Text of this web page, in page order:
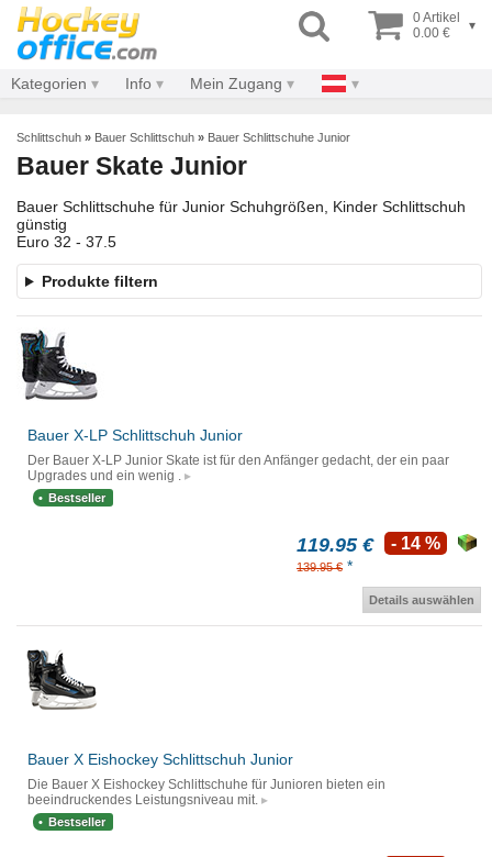
0 Artikel
0.00 €
▾
Kategorien Info Mein Zugang
Schlittschuh » Bauer Schlittschuh » Bauer Schlittschuhe Junior
Bauer Skate Junior
Bauer Schlittschuhe für Junior Schuhgrößen, Kinder Schlittschuh
günstig
Euro 32 - 37.5
Produkte filtern
Bauer X-LP Schlittschuh Junior
Der Bauer X-LP Junior Skate ist für den Anfänger gedacht, der ein paar
Upgrades und ein wenig .
Bestseller
119.95 €
139.95 € *
- 14 %
Details auswählen
Bauer X Eishockey Schlittschuh Junior
Die Bauer X Eishockey Schlittschuhe für Junioren bieten ein
beeindruckendes Leistungsniveau mit.
Bestseller